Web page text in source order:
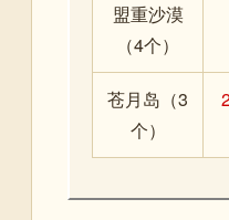
盟重沙漠
（4个）
苍月岛（3
个）